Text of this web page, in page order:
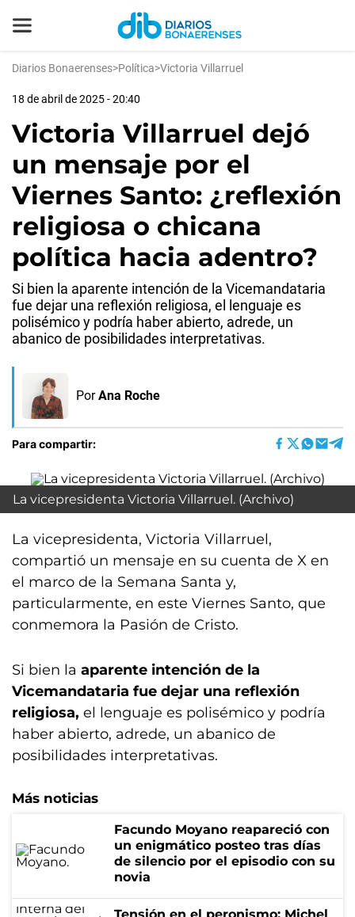
Diarios Bonaerenses>Política>Victoria Villarruel
18 de abril de 2025 - 20:40
Victoria Villarruel dejó
un mensaje por el
Viernes Santo: ¿reflexión
religiosa o chicana
política hacia adentro?
Si bien la aparente intención de la Vicemandataria
fue dejar una reflexión religiosa, el lenguaje es
polisémico y podría haber abierto, adrede, un
abanico de posibilidades interpretativas.
Por Ana Roche
Para compartir:
La vicepresidenta Victoria Villarruel. (Archivo)
La vicepresidenta, Victoria Villarruel,
compartió un mensaje en su cuenta de X en
el marco de la Semana Santa y,
particularmente, en este Viernes Santo, que
conmemora la Pasión de Cristo.
Si bien la aparente intención de la
Vicemandataria fue dejar una reflexión
religiosa, el lenguaje es polisémico y podría
haber abierto, adrede, un abanico de
posibilidades interpretativas.
Más noticias
Facundo Moyano reapareció con
un enigmático posteo tras días
de silencio por el episodio con su
novia